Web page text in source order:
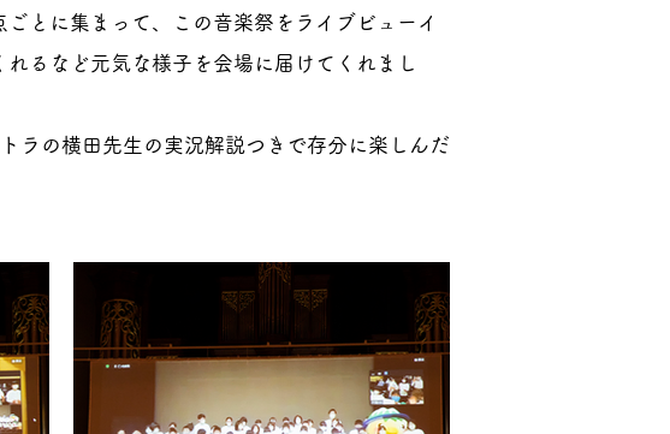
とに集まって、この音楽祭をライブビューイ
るなど元気な様子を会場に届けてくれまし
ラの横田先生の実況解説つきで存分に楽しんだ